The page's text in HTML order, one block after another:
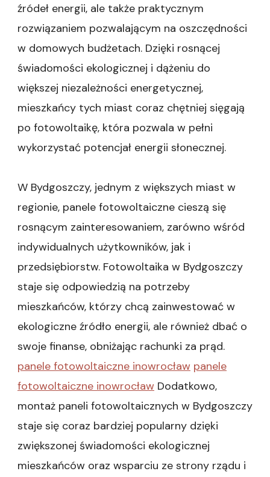
źródeł energii, ale także praktycznym
rozwiązaniem pozwalającym na oszczędności
w domowych budżetach. Dzięki rosnącej
świadomości ekologicznej i dążeniu do
większej niezależności energetycznej,
mieszkańcy tych miast coraz chętniej sięgają
po fotowoltaikę, która pozwala w pełni
wykorzystać potencjał energii słonecznej.
W Bydgoszczy, jednym z większych miast w
regionie, panele fotowoltaiczne cieszą się
rosnącym zainteresowaniem, zarówno wśród
indywidualnych użytkowników, jak i
przedsiębiorstw. Fotowoltaika w Bydgoszczy
staje się odpowiedzią na potrzeby
mieszkańców, którzy chcą zainwestować w
ekologiczne źródło energii, ale również dbać o
swoje finanse, obniżając rachunki za prąd.
panele fotowoltaiczne inowrocław panele
fotowoltaiczne inowrocław Dodatkowo,
montaż paneli fotowoltaicznych w Bydgoszczy
staje się coraz bardziej popularny dzięki
zwiększonej świadomości ekologicznej
mieszkańców oraz wsparciu ze strony rządu i